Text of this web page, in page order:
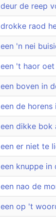
deur de reep
drokke raod
een 'n nei
een 't haor
een boven in
een de
een dikke bok
een er niet te
een knuppe in
een nao de
een op 't